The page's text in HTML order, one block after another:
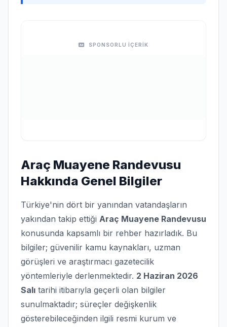
SPONSORLU İÇERİK
Araç Muayene Randevusu
Hakkında Genel Bilgiler
Türkiye'nin dört bir yanından vatandaşların
yakından takip ettiği Araç Muayene Randevusu
konusunda kapsamlı bir rehber hazırladık. Bu
bilgiler; güvenilir kamu kaynakları, uzman
görüşleri ve araştırmacı gazetecilik
yöntemleriyle derlenmektedir. 2 Haziran 2026
Salı tarihi itibarıyla geçerli olan bilgiler
sunulmaktadır; süreçler değişkenlik
gösterebileceğinden ilgili resmi kurum ve